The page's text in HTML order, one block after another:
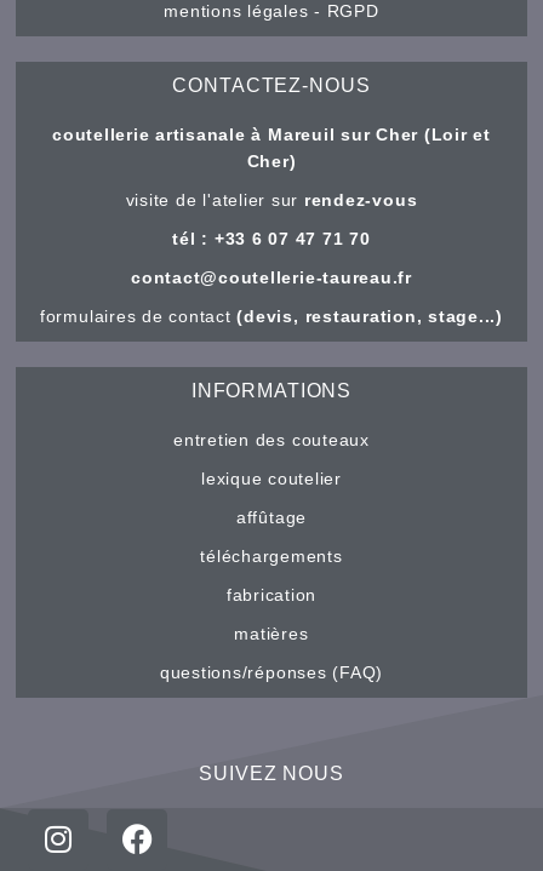
mentions légales - RGPD
CONTACTEZ-NOUS
coutellerie artisanale à Mareuil sur Cher (Loir et
Cher)
visite de l'atelier sur rendez-vous
tél : +33 6 07 47 71 70
contact@coutellerie-taureau.fr
formulaires de contact(devis, restauration, stage...)
INFORMATIONS
entretien des couteaux
lexique coutelier
affûtage
téléchargements
fabrication
matières
questions/réponses (FAQ)
SUIVEZ NOUS